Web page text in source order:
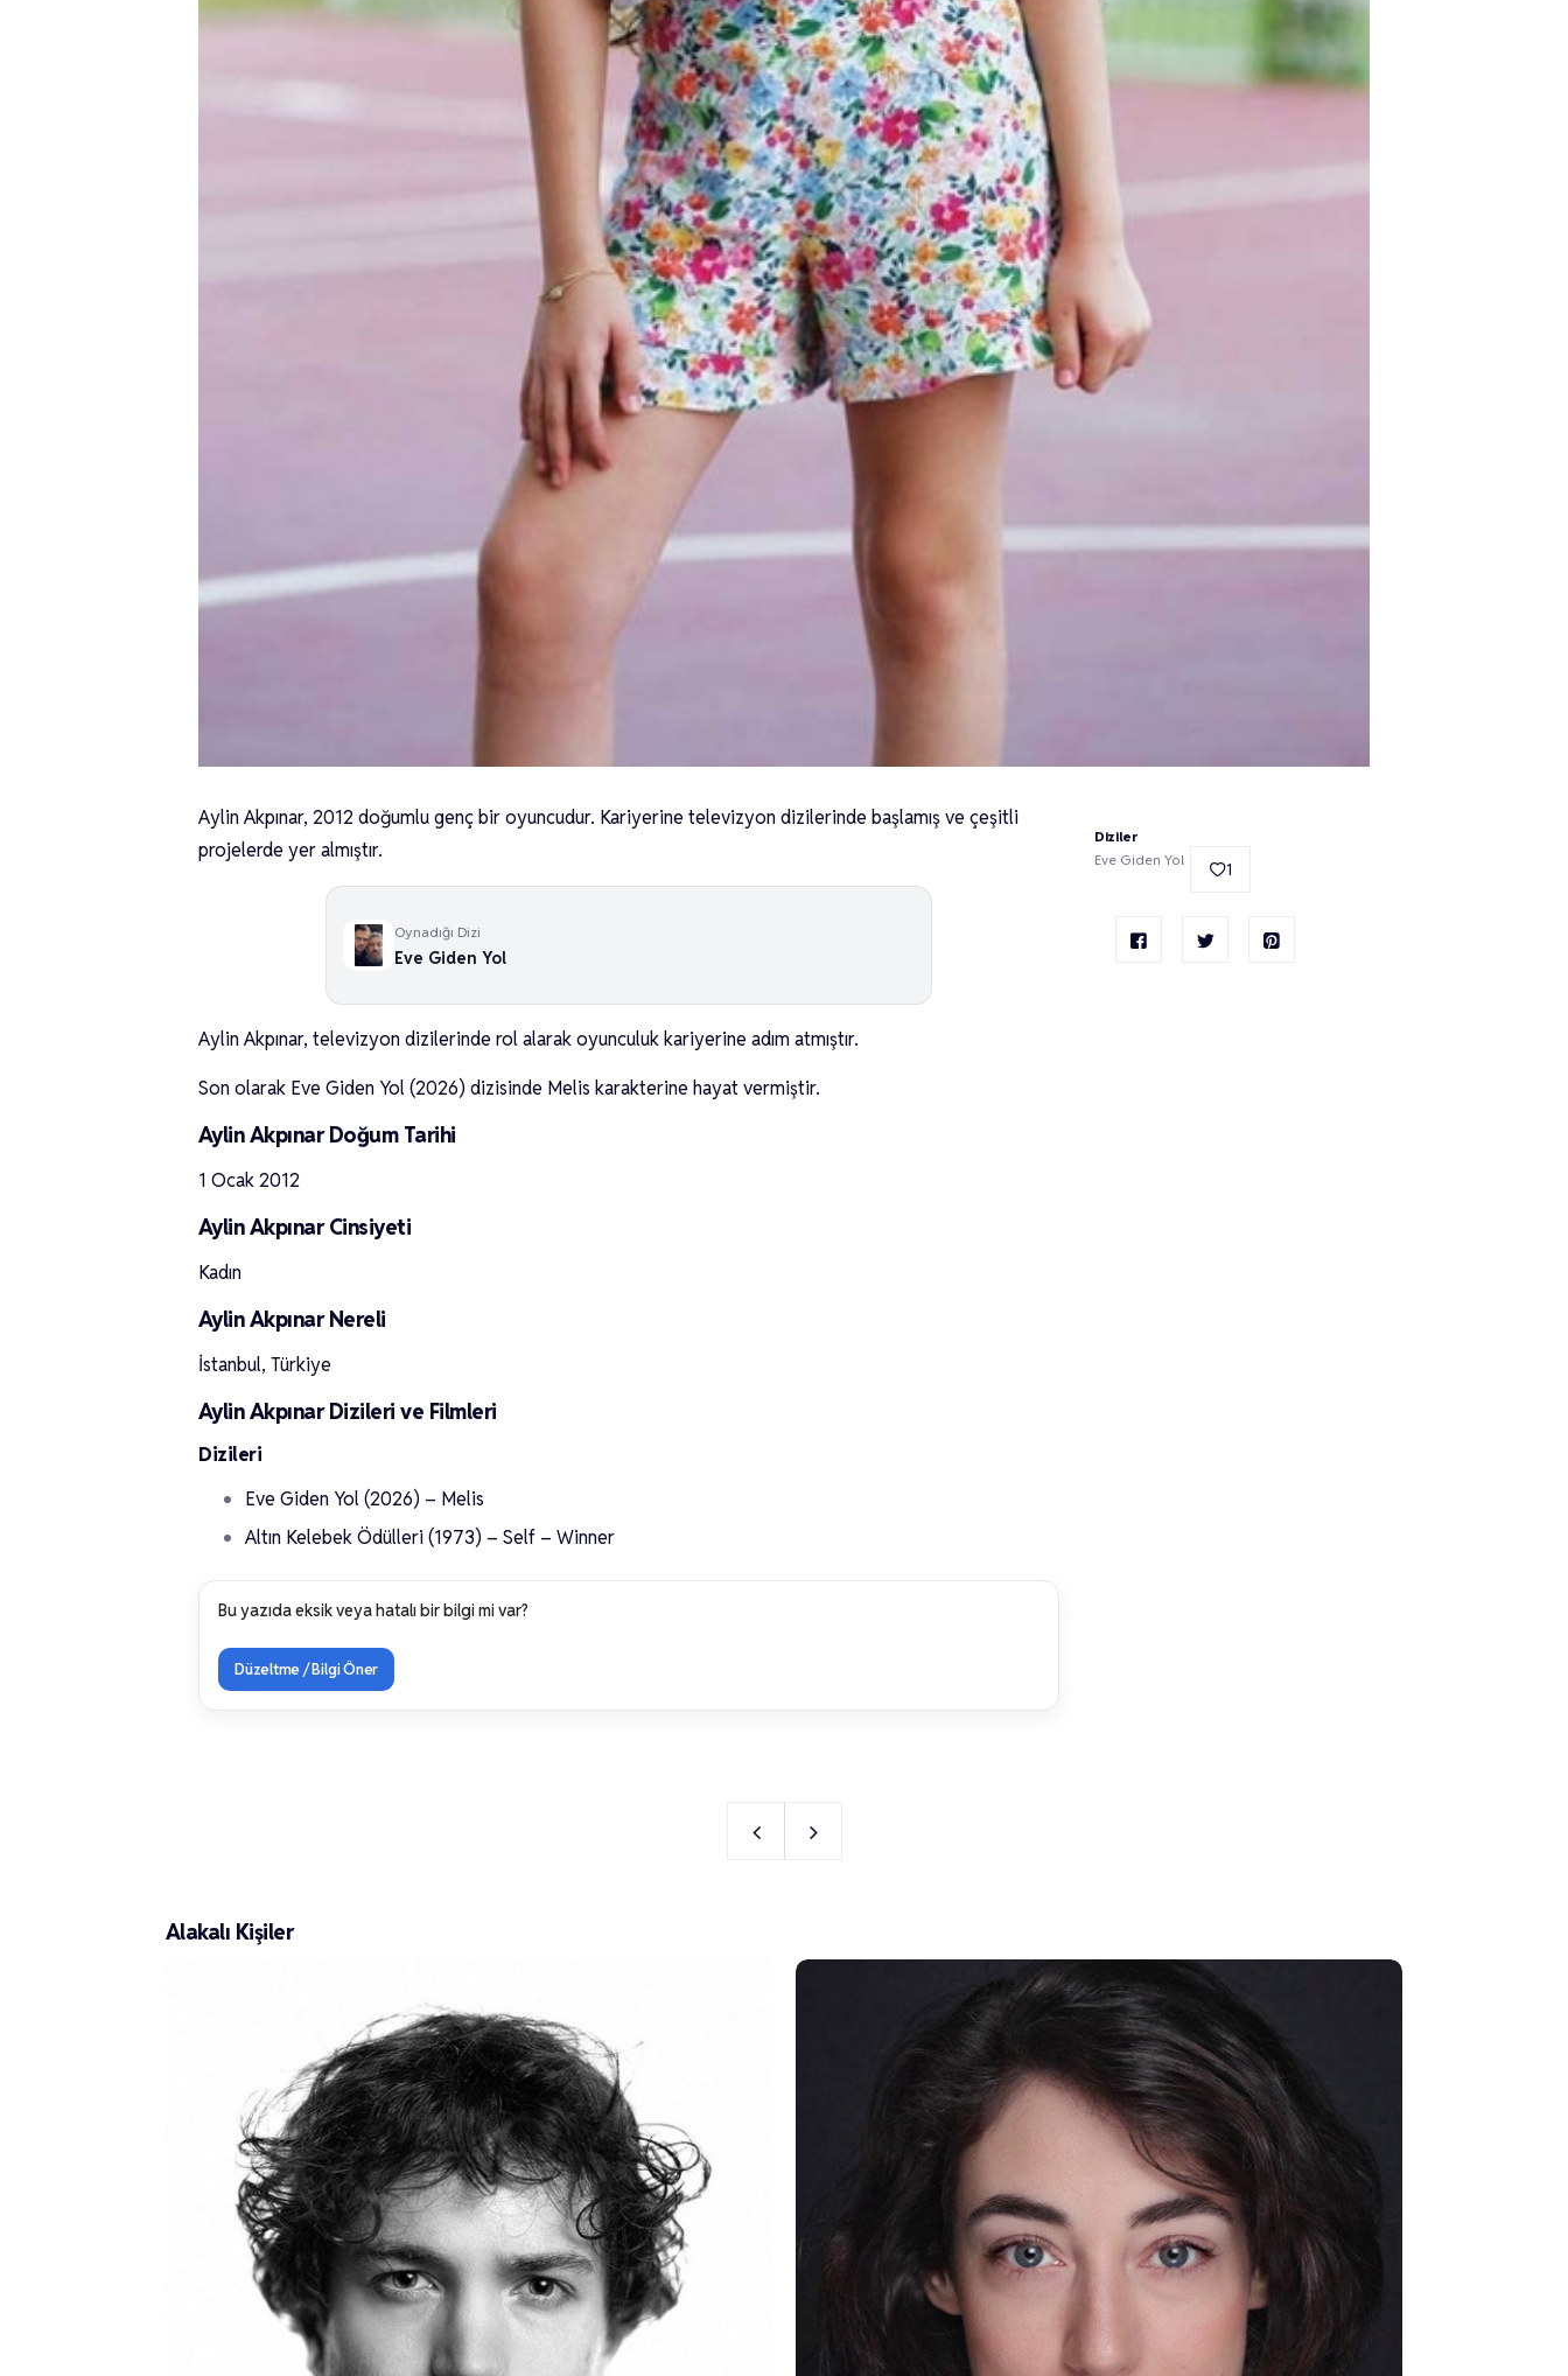
Aylin Akpınar, 2012 doğumlu genç bir oyuncudur. Kariyerine televizyon dizilerinde başlamış ve çeşitli
projelerde yer almıştır.
Oynadığı Dizi
Eve Giden Yol
Aylin Akpınar, televizyon dizilerinde rol alarak oyunculuk kariyerine adım atmıştır.
Son olarak Eve Giden Yol (2026) dizisinde Melis karakterine hayat vermiştir.
Aylin Akpınar Doğum Tarihi
1 Ocak 2012
Aylin Akpınar Cinsiyeti
Kadın
Aylin Akpınar Nereli
İstanbul, Türkiye
Aylin Akpınar Dizileri ve Filmleri
Dizileri
Eve Giden Yol (2026) – Melis
Altın Kelebek Ödülleri (1973) – Self – Winner
Bu yazıda eksik veya hatalı bir bilgi mi var?
Düzeltme / Bilgi Öner
Diziler
Eve Giden Yol
1
Alakalı Kişiler